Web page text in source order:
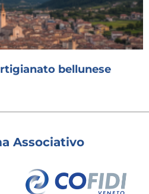
bellunese
Associativo